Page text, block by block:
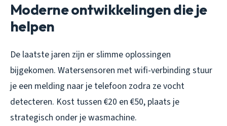
Moderne ontwikkelingen die je
helpen
De laatste jaren zijn er slimme oplossingen
bijgekomen. Watersensoren met wifi-verbinding stuur
je een melding naar je telefoon zodra ze vocht
detecteren. Kost tussen €20 en €50, plaats je
strategisch onder je wasmachine.